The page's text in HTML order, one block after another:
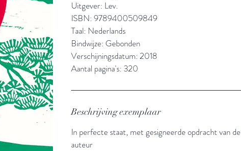
Uitgever: Lev.
ISBN: 9789400509849
Taal: Nederlands
Bindwijze: Gebonden
Verschijningsdatum: 2018
Aantal pagina's: 320
Beschrijving exemplaar
In perfecte staat, met gesigneerde opdracht van de
auteur